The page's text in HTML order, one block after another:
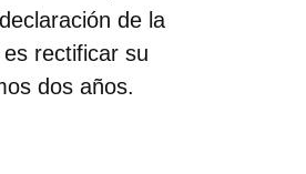
de la
rectificar su
dos años.